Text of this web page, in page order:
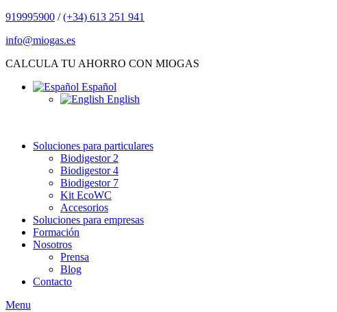
919995900 /(+34) 613 251 941
info@miogas.es
CALCULA TU AHORRO CON MIOGAS
Español
English
Soluciones para particulares
Biodigestor 2
Biodigestor 4
Biodigestor 7
Kit EcoWC
Accesorios
Soluciones para empresas
Formación
Nosotros
Prensa
Blog
Contacto
Menu